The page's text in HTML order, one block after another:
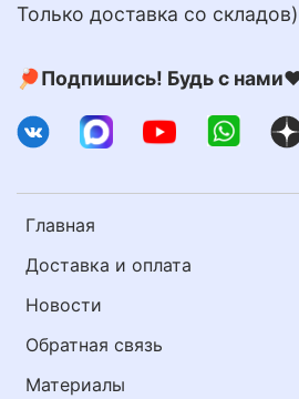
Главная
Доставка и оплата
Новости
Обратная связь
Материалы
Только доставка со складов)
🏓Подпишись! Будь с